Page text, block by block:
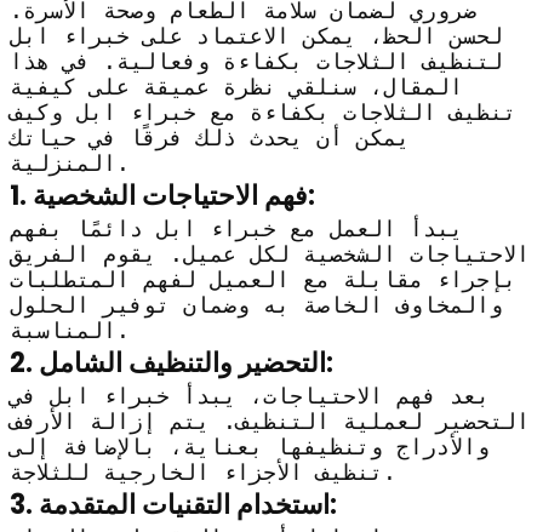
ضروري لضمان سلامة الطعام وصحة الأسرة.
لحسن الحظ، يمكن الاعتماد على خبراء ابل
لتنظيف الثلاجات بكفاءة وفعالية. في هذا
المقال، سنلقي نظرة عميقة على كيفية
تنظيف الثلاجات بكفاءة مع خبراء ابل وكيف
يمكن أن يحدث ذلك فرقًا في حياتك
المنزلية.
1. فهم الاحتياجات الشخصية:
يبدأ العمل مع خبراء ابل دائمًا بفهم
الاحتياجات الشخصية لكل عميل. يقوم الفريق
بإجراء مقابلة مع العميل لفهم المتطلبات
والمخاوف الخاصة به وضمان توفير الحلول
المناسبة.
2. التحضير والتنظيف الشامل:
بعد فهم الاحتياجات، يبدأ خبراء ابل في
التحضير لعملية التنظيف. يتم إزالة الأرفف
والأدراج وتنظيفها بعناية، بالإضافة إلى
تنظيف الأجزاء الخارجية للثلاجة.
3. استخدام التقنيات المتقدمة: